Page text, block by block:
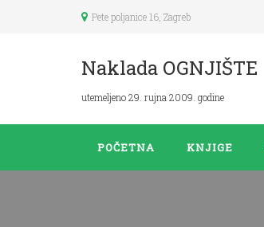
Pete poljanice 16, Zagreb
Naklada OGNJIŠTE
utemeljeno 29. rujna 2009. godine
POČETNA KNJIGE